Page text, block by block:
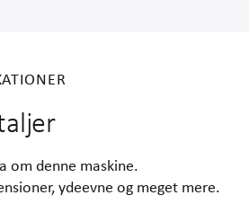
om denne maskine.
ydeevne og meget mere.